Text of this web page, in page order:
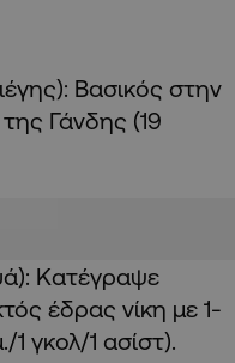
Βασικός στην
Γάνδης (19
Κατέγραψε
έδρας νίκη με 1-
γκολ/1 ασίστ).